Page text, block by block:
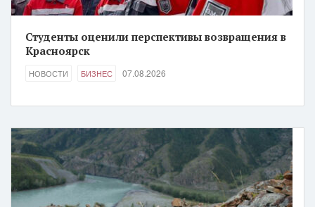
Студенты оценили перспективы возвращения в
Красноярск
НОВОСТИ БИЗНЕС 07.08.2026